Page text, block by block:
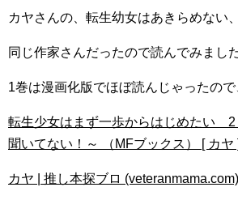
カヤさんの、転生幼女はあきらめない
同じ作家さんだったので読んでみました
1巻は漫画化版でほぼ読んじゃったの
転生少女はまず一歩からはじめたい 2
聞いてない！～ （MFブックス） [ カヤ ]
カヤ | 推し本探ブロ (veteranmama.com)